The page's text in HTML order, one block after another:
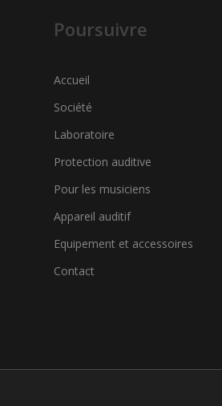
Poursuivre
Accueil
Société
Laboratoire
Protection auditive
Pour les musiciens
Appareil auditif
Equipement et accessoires
Contact